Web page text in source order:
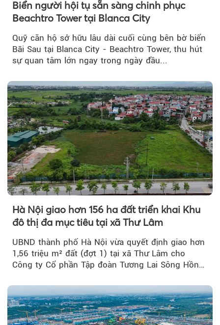
Biển người hội tụ sẵn sàng chinh phục
Beachtro Tower tại Blanca City
Quỹ căn hộ sở hữu lâu dài cuối cùng bên bờ biển
Bãi Sau tại Blanca City - Beachtro Tower, thu hút
sự quan tâm lớn ngay trong ngày đầu...
Hà Nội giao hơn 156 ha đất triển khai Khu
đô thị đa mục tiêu tại xã Thư Lâm
UBND thành phố Hà Nội vừa quyết định giao hơn
1,56 triệu m² đất (đợt 1) tại xã Thư Lâm cho
Công ty Cổ phần Tập đoàn Tương Lai Sông Hồng